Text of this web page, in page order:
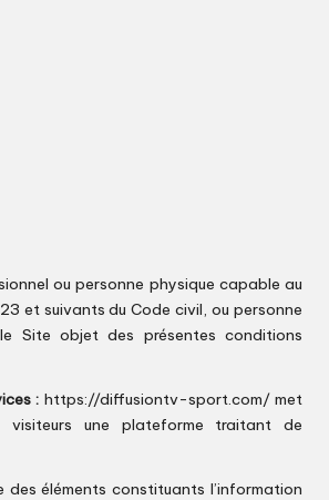
ou personne physique capable au
et suivants du Code civil, ou personne
Site objet des présentes conditions
: https://diffusiontv-sport.com/met
visiteurs une plateforme traitant de
des éléments constituants l’information